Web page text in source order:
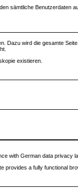
sämtliche Benutzerdaten
Dazu wird die gesamte
existieren.
with German data privacy
provides a fully functional